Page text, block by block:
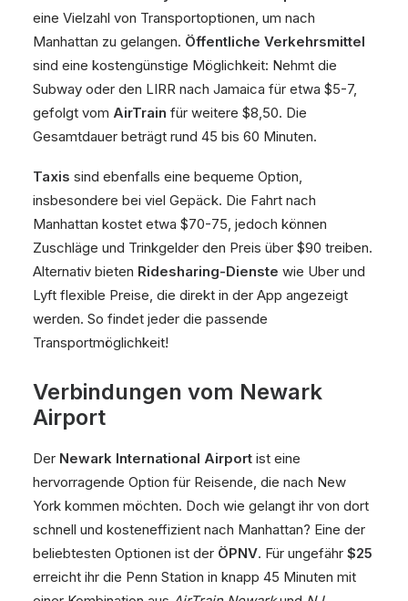
eine Vielzahl von Transportoptionen, um nach
Manhattan zu gelangen. Öffentliche Verkehrsmittel
sind eine kostengünstige Möglichkeit: Nehmt die
Subway oder den LIRR nach Jamaica für etwa $5-7,
gefolgt vom AirTrain für weitere $8,50. Die
Gesamtdauer beträgt rund 45 bis 60 Minuten.
Taxis sind ebenfalls eine bequeme Option,
insbesondere bei viel Gepäck. Die Fahrt nach
Manhattan kostet etwa $70-75, jedoch können
Zuschläge und Trinkgelder den Preis über $90 treiben.
Alternativ bieten Ridesharing-Dienste wie Uber und
Lyft flexible Preise, die direkt in der App angezeigt
werden. So findet jeder die passende
Transportmöglichkeit!
Verbindungen vom Newark
Airport
Der Newark International Airport ist eine
hervorragende Option für Reisende, die nach New
York kommen möchten. Doch wie gelangt ihr von dort
schnell und kosteneffizient nach Manhattan? Eine der
beliebtesten Optionen ist der ÖPNV. Für ungefähr $25
erreicht ihr die Penn Station in knapp 45 Minuten mit